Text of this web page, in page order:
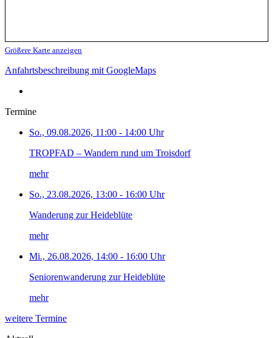
Größere Karte anzeigen
Anfahrtsbeschreibung mit GoogleMaps
Termine
So., 09.08.2026, 11:00 - 14:00 Uhr
TROPFAD – Wandern rund um Troisdorf
mehr
So., 23.08.2026, 13:00 - 16:00 Uhr
Wanderung zur Heideblüte
mehr
Mi., 26.08.2026, 14:00 - 16:00 Uhr
Seniorenwanderung zur Heideblüte
mehr
weitere Termine